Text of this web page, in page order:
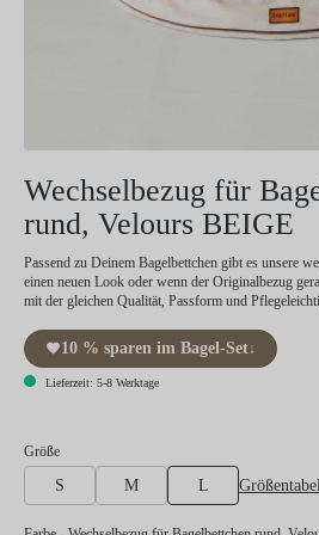
Wechselbezug für
rund, Velours BEIGE
Passend zu Deinem Bagelbettchen gibt es unsere
einen neuen Look oder wenn der Originalbezug
mit der gleichen Qualität, Passform und
10 % sparen im Bagel-Set↓
Lieferzeit: 5-8 Werktage
Größeauswählen
S M L